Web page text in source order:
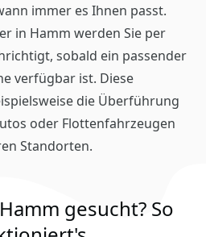
immer es Ihnen passt.
in Hamm werden Sie per
sobald ein passender
verfügbar ist. Diese
die Überführung
oder Flottenfahrzeugen
Standorten.
gesucht? So